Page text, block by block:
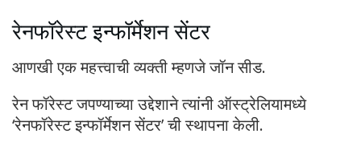
रेनफॉरेस्ट इन्फॉर्मेशन सेंटर
आणखी एक महत्त्वाची व्यक्ती म्हणजे जॉन सीड.
रेन फॉरेस्ट जपण्याच्या उद्देशाने त्यांनी ऑस्ट्रेलियामध्ये
‘रेनफॉरेस्ट इन्फॉर्मेशन सेंटर’ ची स्थापना केली.